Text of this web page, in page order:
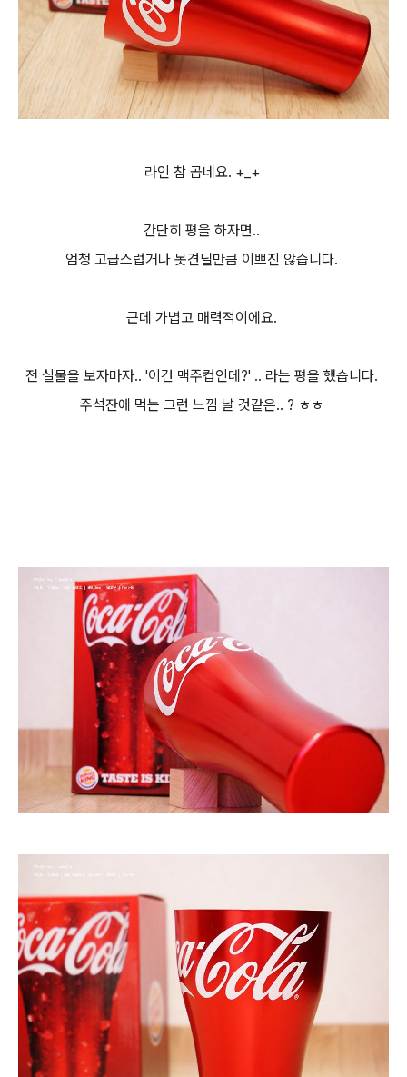
라인 참 곱네요. +_+
간단히 평을 하자면..
엄청 고급스럽거나 못견딜만큼 이쁘진 않습니다.
근데 가볍고 매력적이에요.
전 실물을 보자마자.. '이건 맥주컵인데?' .. 라는 평을 했습니다.
주석잔에 먹는 그런 느낌 날 것같은.. ? ㅎㅎ